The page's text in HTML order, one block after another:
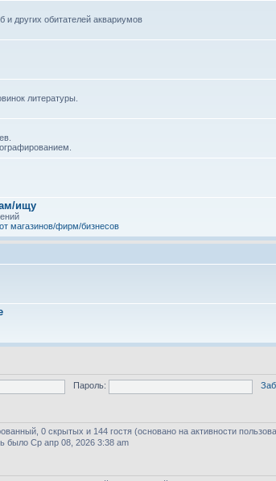
других обитателей аквариумов
литературы.
ищу
магазинов/фирм/бизнесов
Пароль:
0 скрытых и 144 гостя (основано на активности
было Ср апр 08, 2026 3:38 am